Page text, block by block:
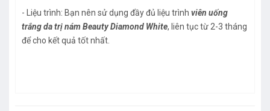
- Liệu trình: Bạn nên sử dụng đầy đủ liệu trình viên uống
trắng da trị nám Beauty Diamond White, liên tục từ 2-3 tháng
để cho kết quả tốt nhất.